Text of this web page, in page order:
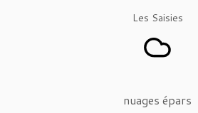
Les Saisies
nuages épars